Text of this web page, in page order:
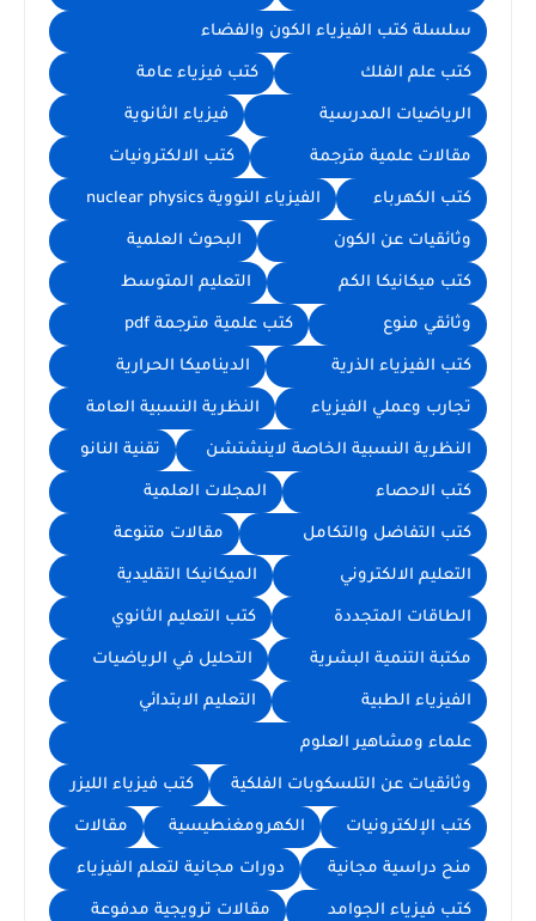
سلسلة كتب الفيزياء الكون والفضاء
كتب علم الفلك كتب فيزياء عامة
الرياضيات المدرسية فيزياء الثانوية
مقالات علمية مترجمة كتب الالكترونيات
كتب الكهرباء الفيزياء النووية nuclear physics
وثائقيات عن الكون البحوث العلمية
كتب ميكانيكا الكم التعليم المتوسط
وثائقي منوع كتب علمية مترجمة pdf
كتب الفيزياء الذرية الديناميكا الحرارية
تجارب وعملي الفيزياء النظرية النسبية العامة
النظرية النسبية الخاصة لاينشتشن تقنية النانو
كتب الاحصاء المجلات العلمية
كتب التفاضل والتكامل مقالات متنوعة
التعليم الالكتروني الميكانيكا التقليدية
الطاقات المتجددة كتب التعليم الثانوي
مكتبة التنمية البشرية التحليل في الرياضيات
الفيزياء الطبية التعليم الابتدائي
علماء ومشاهير العلوم
وثائقيات عن التلسكوبات الفلكية كتب فيزياء الليزر
كتب الإلكترونيات الكهرومغنطيسية مقالات
منح دراسية مجانية دورات مجانية لتعلم الفيزياء
كتب فيزياء الجوامد مقالات ترويجية مدفوعة